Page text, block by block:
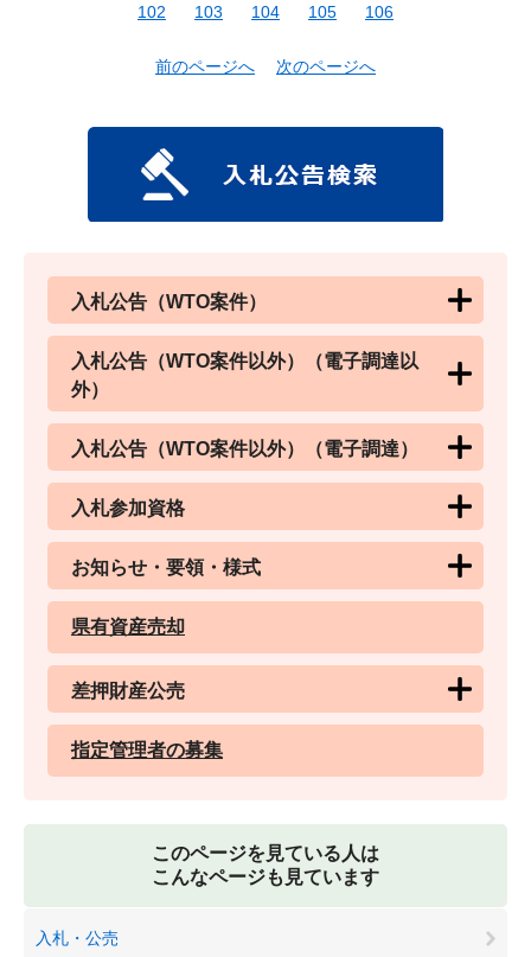
102
103 104 105 106
前のページへ 次のページへ
入札公告（WTO案件）
入札公告（WTO案件以外）（電子調達以
外）
入札公告（WTO案件以外）（電子調達）
入札参加資格
お知らせ・要領・様式
県有資産売却
差押財産公売
指定管理者の募集
このページを見ている人は
こんなページも見ています
入札・公売